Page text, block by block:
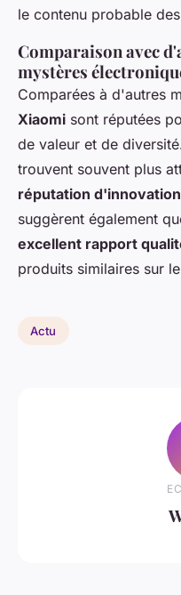
le contenu probable
Comparaison avec
mystères
Comparées à d'autres
Xiaomi sont réputées
de valeur et de
trouvent souvent plus
réputation
suggèrent également
excellent rapport
produits similaires sur
Actu